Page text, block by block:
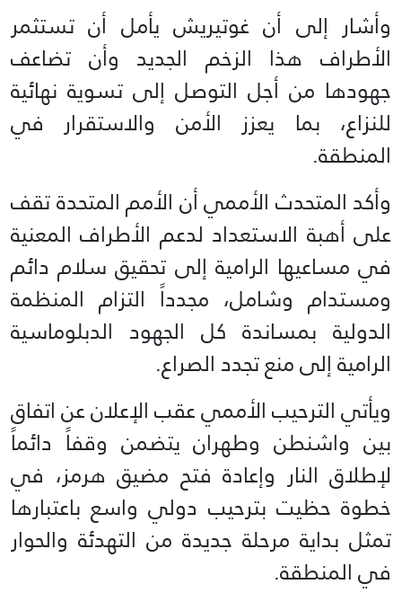
وأشار إلى أن غوتيريش يأمل أن تستثمر
الأطراف هذا الزخم الجديد وأن تضاعف
جهودها من أجل التوصل إلى تسوية نهائية
للنزاع، بما يعزز الأمن والاستقرار في
المنطقة.
وأكد المتحدث الأممي أن الأمم المتحدة تقف
على أهبة الاستعداد لدعم الأطراف المعنية
في مساعيها الرامية إلى تحقيق سلام دائم
ومستدام وشامل، مجدداً التزام المنظمة
الدولية بمساندة كل الجهود الدبلوماسية
الرامية إلى منع تجدد الصراع.
ويأتي الترحيب الأممي عقب الإعلان عن اتفاق
بين واشنطن وطهران يتضمن وقفاً دائماً
لإطلاق النار وإعادة فتح مضيق هرمز، في
خطوة حظيت بترحيب دولي واسع باعتبارها
تمثل بداية مرحلة جديدة من التهدئة والحوار
في المنطقة.